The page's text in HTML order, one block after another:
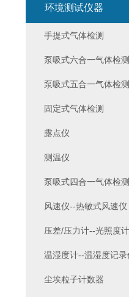
环境测试仪器
手提式气体检测
泵吸式六合一气体检测
泵吸式五合一气体检测
固定式气体检测
露点仪
测温仪
泵吸式四合一气体检
风速仪--热敏式风速仪
压差/压力计--光照度计
温湿度计--温湿度记录
尘埃粒子计数器